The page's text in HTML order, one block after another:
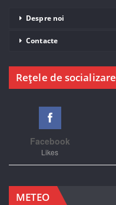
Despre noi
Contacte
Rețele de socializare
Facebook
Likes
METEO